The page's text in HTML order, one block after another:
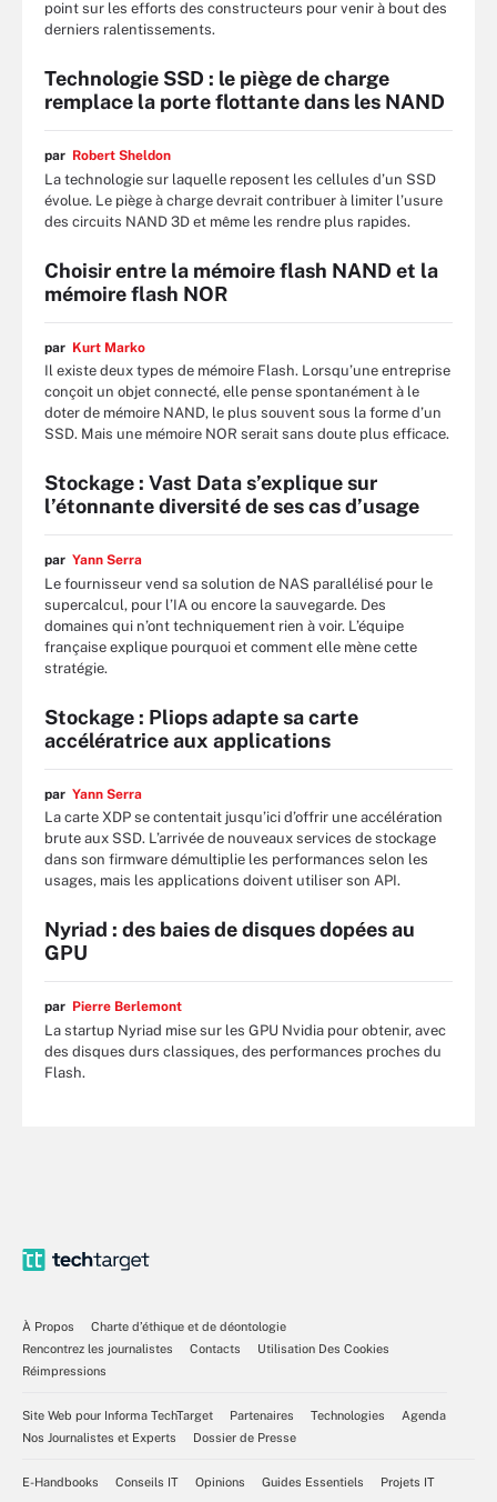
point sur les efforts des constructeurs pour venir à bout des
derniers ralentissements.
Technologie SSD : le piège de charge
remplace la porte flottante dans les NAND
par Robert Sheldon
La technologie sur laquelle reposent les cellules d’un SSD
évolue. Le piège à charge devrait contribuer à limiter l’usure
des circuits NAND 3D et même les rendre plus rapides.
Choisir entre la mémoire flash NAND et la
mémoire flash NOR
par Kurt Marko
Il existe deux types de mémoire Flash. Lorsqu’une entreprise
conçoit un objet connecté, elle pense spontanément à le
doter de mémoire NAND, le plus souvent sous la forme d’un
SSD. Mais une mémoire NOR serait sans doute plus efficace.
Stockage : Vast Data s’explique sur
l’étonnante diversité de ses cas d’usage
par Yann Serra
Le fournisseur vend sa solution de NAS parallélisé pour le
supercalcul, pour l’IA ou encore la sauvegarde. Des
domaines qui n’ont techniquement rien à voir. L’équipe
française explique pourquoi et comment elle mène cette
stratégie.
Stockage : Pliops adapte sa carte
accélératrice aux applications
par Yann Serra
La carte XDP se contentait jusqu’ici d’offrir une accélération
brute aux SSD. L’arrivée de nouveaux services de stockage
dans son firmware démultiplie les performances selon les
usages, mais les applications doivent utiliser son API.
Nyriad : des baies de disques dopées au
GPU
par Pierre Berlemont
La startup Nyriad mise sur les GPU Nvidia pour obtenir, avec
des disques durs classiques, des performances proches du
Flash.
À Propos
Charte d’éthique et de déontologie
Rencontrez les journalistes
Contacts
Utilisation Des Cookies
Réimpressions
Site Web pour Informa TechTarget Partenaires Technologies
Agenda
Nos Journalistes et Experts
Dossier de Presse
E-Handbooks Conseils IT Opinions Guides Essentiels Projets IT